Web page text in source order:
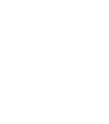
AINDA
VEJA A